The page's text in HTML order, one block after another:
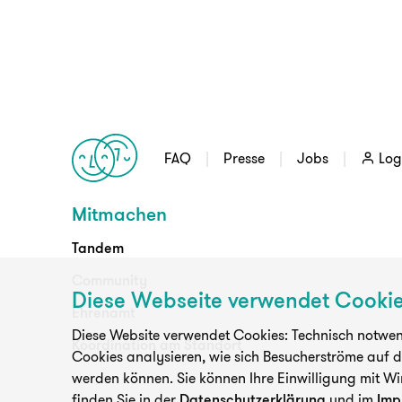
FAQ Presse Jobs
Mitmachen
Tandem
Ehrenamt
Koordination am Standort
Diese Webseite verwendet
Diese Website verwendet Cookies: Technisch
Cookies analysieren, wie sich Besucherströme auf
werden können. Sie können Ihre Einwilligung mit